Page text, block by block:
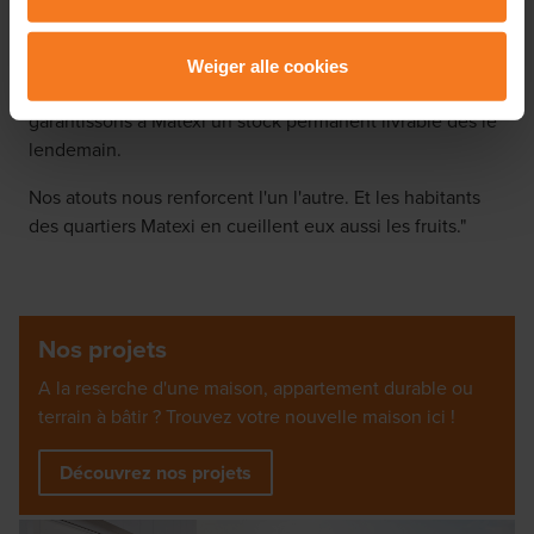
en om je gepersonaliseerde advertenties te tonen.
Lees er meer over in onze
Weiger alle cookies
et même au-delà. D'Ostende à Liège, nous proposons la
même offre aux clients Matexi et ils peuvent visiter l'un
de nos nombreux showrooms près de chez eux. De plus,
garantissons à Matexi un stock permanent livrable dès le
lendemain.
Nos atouts nous renforcent l'un l'autre. Et les habitants
des quartiers Matexi en cueillent eux aussi les fruits."
Nos projets
A la reserche d'une maison, appartement durable ou
terrain à bâtir ? Trouvez votre nouvelle maison ici !
Découvrez nos projets